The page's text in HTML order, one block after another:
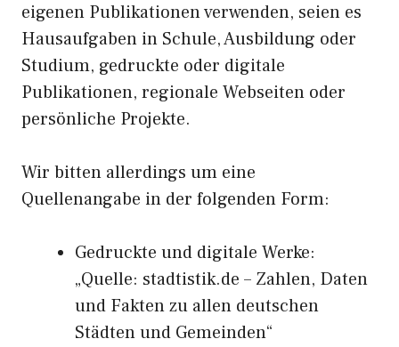
eigenen Publikationen verwenden, seien es
Hausaufgaben in Schule, Ausbildung oder
Studium, gedruckte oder digitale
Publikationen, regionale Webseiten oder
persönliche Projekte.
Wir bitten allerdings um eine
Quellenangabe in der folgenden Form:
Gedruckte und digitale Werke:
„Quelle: stadtistik.de – Zahlen, Daten
und Fakten zu allen deutschen
Städten und Gemeinden“